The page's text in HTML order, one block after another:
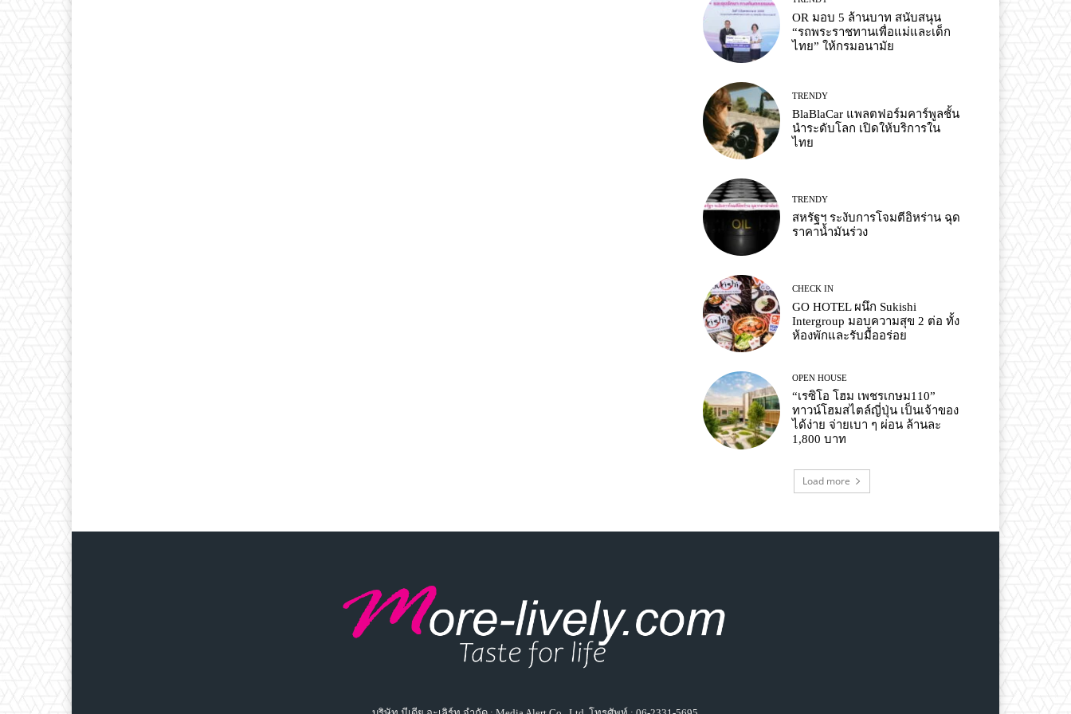
OR มอบ 5 ล้านบาท สนับสนุน
“รถพระราชทานเพื่อแม่และเด็ก
ไทย” ให้กรมอนามัย
TRENDY
BlaBlaCar แพลตฟอร์มคาร์พูลชั้น
นำระดับโลก เปิดให้บริการใน
ไทย
TRENDY
สหรัฐฯ ระงับการโจมตีอิหร่าน ฉุด
ราคาน้ำมันร่วง
CHECK IN
GO HOTEL ผนึก Sukishi
Intergroup มอบความสุข 2 ต่อ ทั้ง
ห้องพักและรับมื้ออร่อย
OPEN HOUSE
“เรซิโอ โฮม เพชรเกษม110”
ทาวน์โฮมสไตล์ญี่ปุ่น เป็นเจ้าของ
ได้ง่าย จ่ายเบา ๆ ผ่อน ล้านละ
1,800 บาท
Load more